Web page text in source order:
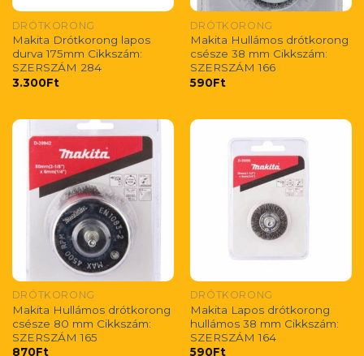
DRÓTKORONG
Makita Drótkorong lapos
durva 175mm Cikkszám:
SZERSZÁM 284
3.300Ft
DRÓTKORONG
Makita Hullámos drótkorong
csésze 38 mm Cikkszám:
SZERSZÁM 166
590Ft
DRÓTKORONG
Makita Hullámos drótkorong
csésze 80 mm Cikkszám:
SZERSZÁM 165
870Ft
DRÓTKORONG
Makita Lapos drótkorong
hullámos 38 mm Cikkszám:
SZERSZÁM 164
590Ft